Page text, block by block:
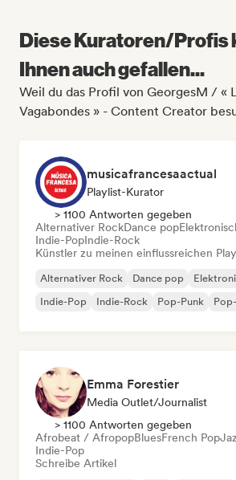
Diese Kuratoren/Profis
Ihnen auch gefallen...
Weil du das Profil von GeorgesM / «
Vagabondes » - Content Creator
musicafrancesaactual
Playlist-Kurator
> 1100 Antworten gegeben
Alternativer RockDance pop
Indie-PopIndie-Rock
Künstler zu meinen einflussreichen
Alternativer Rock Dance pop
Indie-Pop
Indie-Rock Pop-Punk
Emma Forestier
Media Outlet/Journalist
> 1100 Antworten gegeben
Afrobeat / AfropopBluesFrench Pop
Indie-Pop
Schreibe Artikel